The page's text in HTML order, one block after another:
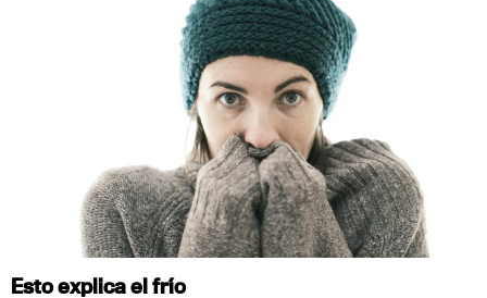
Esto explica el frío